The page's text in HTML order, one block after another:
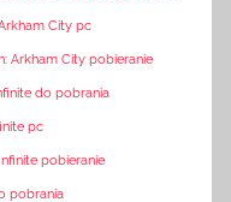
City pc
Arkham City pobieranie
do pobrania
pc
pobieranie
pobrania